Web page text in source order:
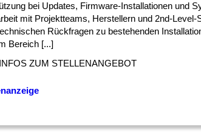
bei Updates, Firmware-Installationen und
mit Projektteams, Herstellern und 2nd-Level-
Rückfragen zu bestehenden
Bereich [...]
ZUM STELLENANGEBOT